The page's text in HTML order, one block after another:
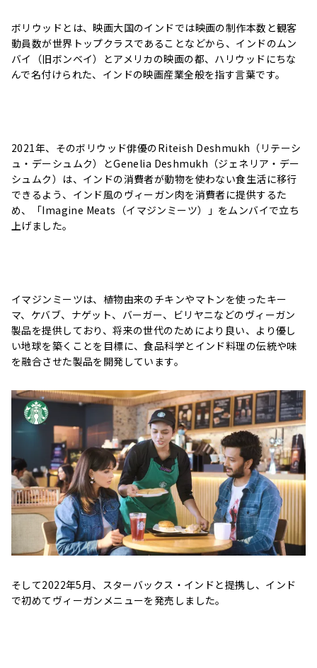
ボリウッドとは、映画大国のインドでは映画の制作本数と観客
動員数が世界トップクラスであることなどから、インドのムン
バイ（旧ボンベイ）とアメリカの映画の都、ハリウッドにちな
んで名付けられた、インドの映画産業全般を指す言葉です。
2021年、そのボリウッド俳優のRiteish Deshmukh（リテーシ
ュ・デーシュムク）とGenelia Deshmukh（ジェネリア・デー
シュムク）は、インドの消費者が動物を使わない食生活に移行
できるよう、インド風のヴィーガン肉を消費者に提供するた
め、「Imagine Meats（イマジンミーツ）」をムンバイで立ち
上げました。
イマジンミーツは、植物由来のチキンやマトンを使ったキー
マ、ケバブ、ナゲット、バーガー、ビリヤニなどのヴィーガン
製品を提供しており、将来の世代のためにより良い、より優し
い地球を築くことを目標に、食品科学とインド料理の伝統や味
を融合させた製品を開発しています。
そして2022年5月、スターバックス・インドと提携し、インド
で初めてヴィーガンメニューを発売しました。